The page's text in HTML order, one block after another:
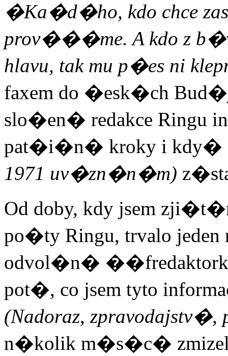
�Ka�d�ho, kdo chce
prov���me. A kdo z
hlavu, tak mu p�es ni
faxem do �esk�ch
slo�en� redakce Ringu
pat�i�n� kroky i kdy�
1971 uv�zn�n�m)
Od doby, kdy jsem
po�ty Ringu, trvalo
odvol�n�
pot�, co jsem tyto
(Nadoraz, zpravodajstv�,
n�kolik m�s�c�